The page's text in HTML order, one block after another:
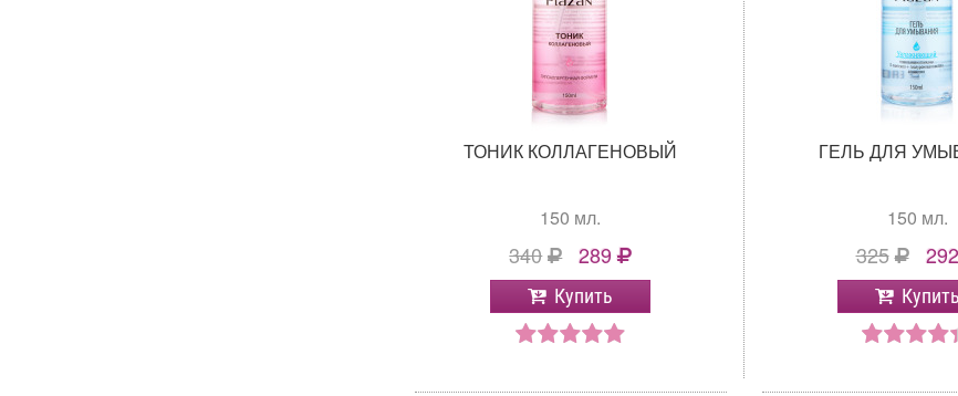
ТОНИК КОЛЛАГЕНОВЫЙ
150 мл.
340 289
Купить
ГЕЛЬ ДЛЯ
150 мл.
325 292
Купить